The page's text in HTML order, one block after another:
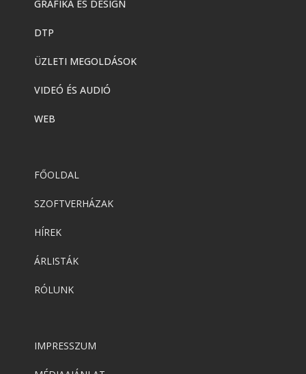
GRAFIKA ÉS DESIGN
DTP
ÜZLETI MEGOLDÁSOK
VIDEÓ ÉS AUDIÓ
WEB
FŐOLDAL
SZOFTVERHÁZAK
HÍREK
ÁRLISTÁK
RÓLUNK
IMPRESSZUM